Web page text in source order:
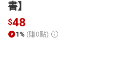
書】
$48
1% (賺0點)